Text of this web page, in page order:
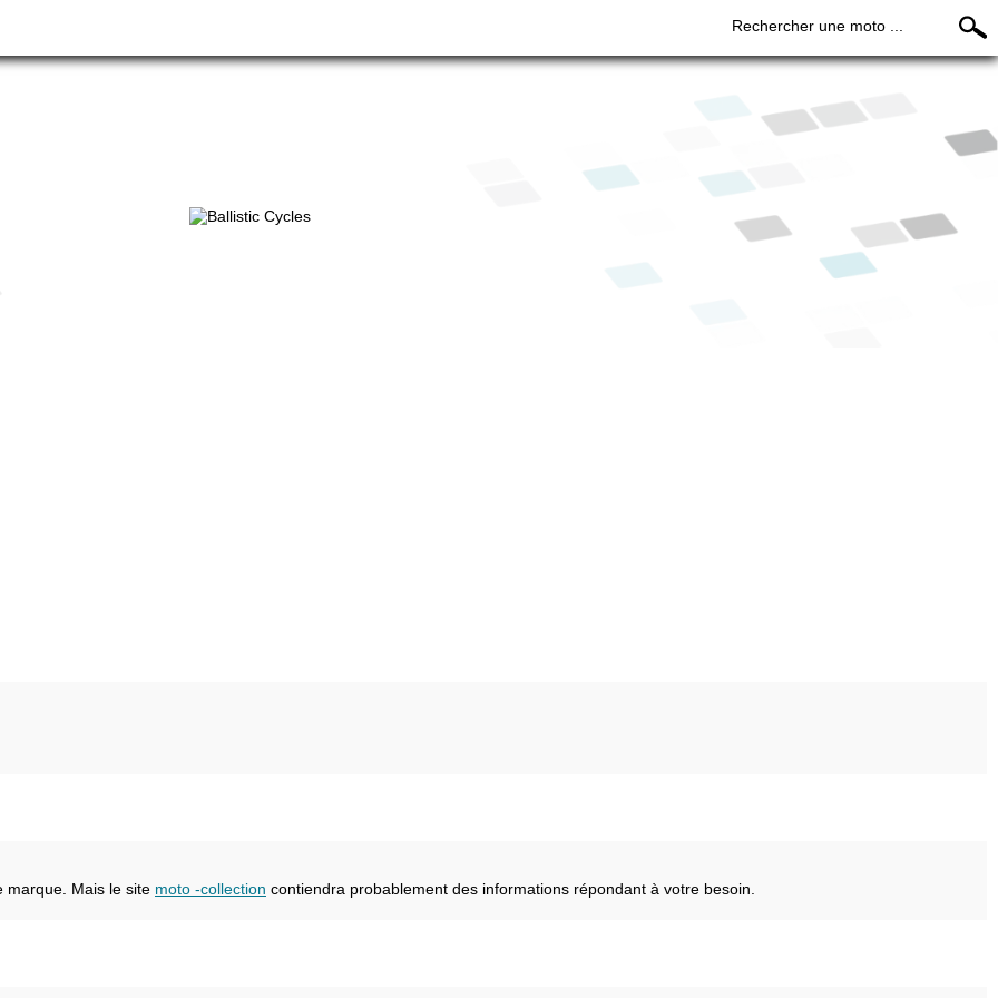
Rechercher une moto ...
marque. Mais le site moto -collection contiendra probablement des informations répondant à votre besoin.